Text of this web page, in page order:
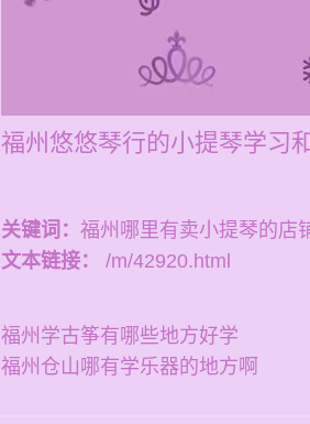
福州悠悠琴行的小提琴学习
关键词： 福州哪里有卖小提琴的店
文本链接：
/m/42920.html
福州学古筝有哪些地方好学
福州仓山哪有学乐器的地方啊